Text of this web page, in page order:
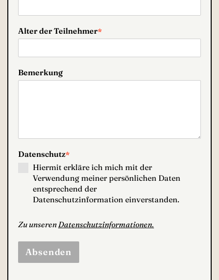
Alter der Teilnehmer*
Bemerkung
Datenschutz*
Hiermit erkläre ich mich mit der
Verwendung meiner persönlichen Daten
entsprechend der
Datenschutzinformation einverstanden.
Zu unserenDatenschutzinformationen.
Absenden